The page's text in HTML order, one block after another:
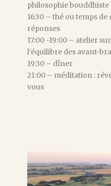
philosophie bouddhiste
16:30 – thé ou temps
réponses
17:00 -19:00 – atelier
l’équilibre des avant-
19:30 – dîner
21:00 – méditation :
vous